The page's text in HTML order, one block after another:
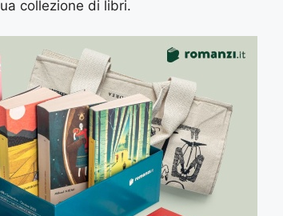
collezione di libri.